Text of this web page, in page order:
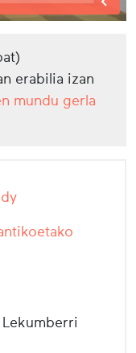
erabilia izan
mundu gerla
Lekumberri